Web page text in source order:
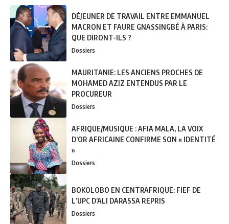
DÉJEUNER DE TRAVAIL ENTRE EMMANUEL
MACRON ET FAURE GNASSINGBÉ À PARIS:
QUE DIRONT-ILS ?
Dossiers
MAURITANIE: LES ANCIENS PROCHES DE
MOHAMED AZIZ ENTENDUS PAR LE
PROCUREUR
Dossiers
AFRIQUE/MUSIQUE : AFIA MALA, LA VOIX
D’OR AFRICAINE CONFIRME SON « IDENTITÉ
»
Dossiers
BOKOLOBO EN CENTRAFRIQUE: FIEF DE
L’UPC D’ALI DARASSA REPRIS
Dossiers